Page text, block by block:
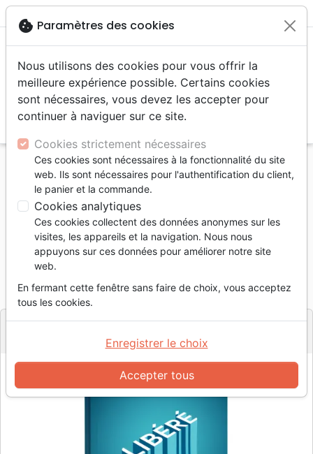
menu
Accueil Livres
Edification
Libéré - Sortir de nos prisons invisibles
Libéré
Sortir de nos prisons invisibles
Artiste :Philippe Decourroux
Référence DEC3176
9782970131762
EditeurDecourroux Productions
cookie Paramètres des cookies
Nous utilisons des cookies pour vous offrir la
meilleure expérience possible. Certains cookies
sont nécessaires, vous devez les accepter pour
continuer à naviguer sur ce site.
Cookies strictement nécessaires
Ces cookies sont nécessaires à la fonctionnalité du site
web. Ils sont nécessaires pour l'authentification du client,
le panier et la commande.
Cookies analytiques
Ces cookies collectent des données anonymes sur les
visites, les appareils et la navigation. Nous nous
appuyons sur ces données pour améliorer notre site
web.
En fermant cette fenêtre sans faire de choix, vous acceptez
tous les cookies.
Accepter tous
Enregistrer le choix